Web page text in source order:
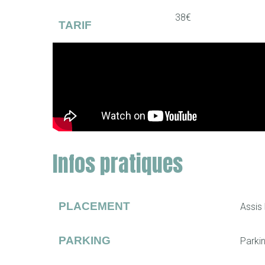
TARIF
38€
Infos pratiques
PLACEMENT Assis
PARKING